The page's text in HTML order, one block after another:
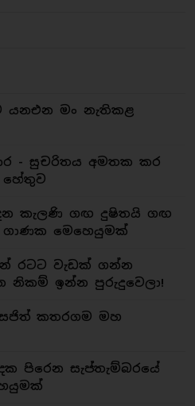
යනඑන මං නැතිකළ
- සුචරිතය අමතක කර
කැලණි ගඟ දුෂිතයි ගඟ
මෙහෙයුමක්
රටට වැඩක් ගන්න
නිකම් ඉන්න පුරුදුවෙලා!
කතරගම මහ
පිරෙන සැප්තැම්බරයේ